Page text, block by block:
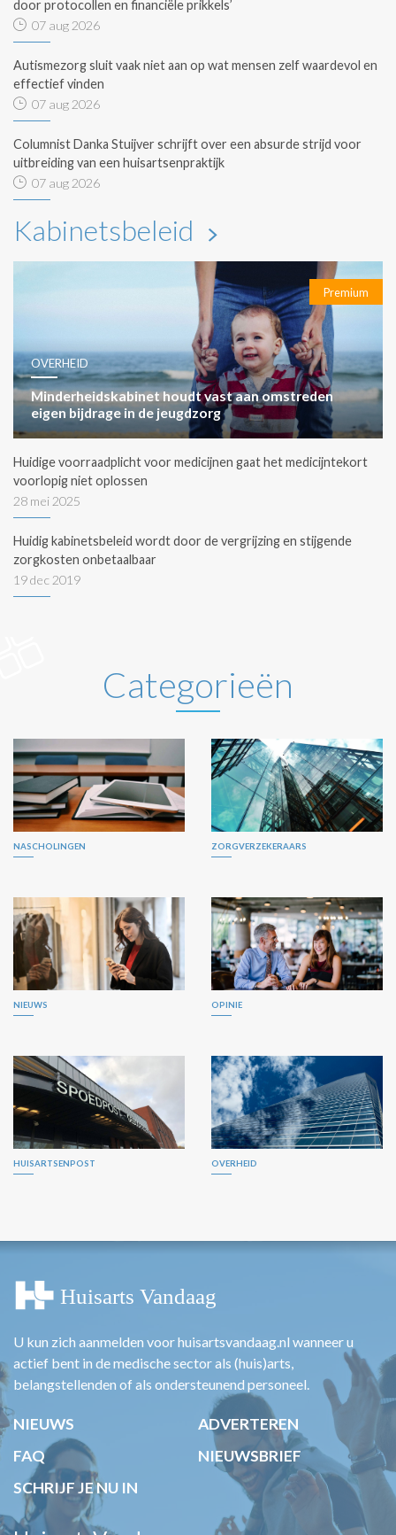
door protocollen en financiële prikkels’
07 aug 2026
Autismezorg sluit vaak niet aan op wat mensen zelf waardevol en
effectief vinden
07 aug 2026
Columnist Danka Stuijver schrijft over een absurde strijd voor
uitbreiding van een huisartsenpraktijk
07 aug 2026
Kabinetsbeleid
Premium
OVERHEID
Minderheidskabinet houdt vast aan omstreden
eigen bijdrage in de jeugdzorg
Huidige voorraadplicht voor medicijnen gaat het medicijntekort
voorlopig niet oplossen
28 mei 2025
Huidig kabinetsbeleid wordt door de vergrijzing en stijgende
zorgkosten onbetaalbaar
19 dec 2019
Categorieën
NASCHOLINGEN ZORGVERZEKERAARS
NIEUWS OPINIE
HUISARTSENPOST OVERHEID
U kun zich aanmelden voor huisartsvandaag.nl wanneer u
actief bent in de medische sector als (huis)arts,
belangstellenden of als ondersteunend personeel.
NIEUWS
ADVERTEREN
FAQ
NIEUWSBRIEF
SCHRIJF JE NU IN